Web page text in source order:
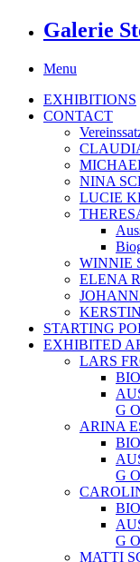
Galerie
Menu
EXHIBITIONS
CONTACT
NINA
LUCIE
WINNIE
ELENA
STARTING
EXHIBITED
LARS
G
ARINA
G
G
MATTI